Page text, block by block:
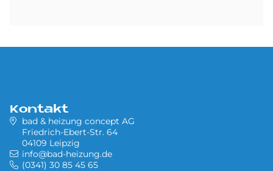
Kontakt
bad & heizung concept AG
Friedrich-Ebert-Str. 64
04109 Leipzig
info@bad-heizung.de
(0341) 30 85 45 65